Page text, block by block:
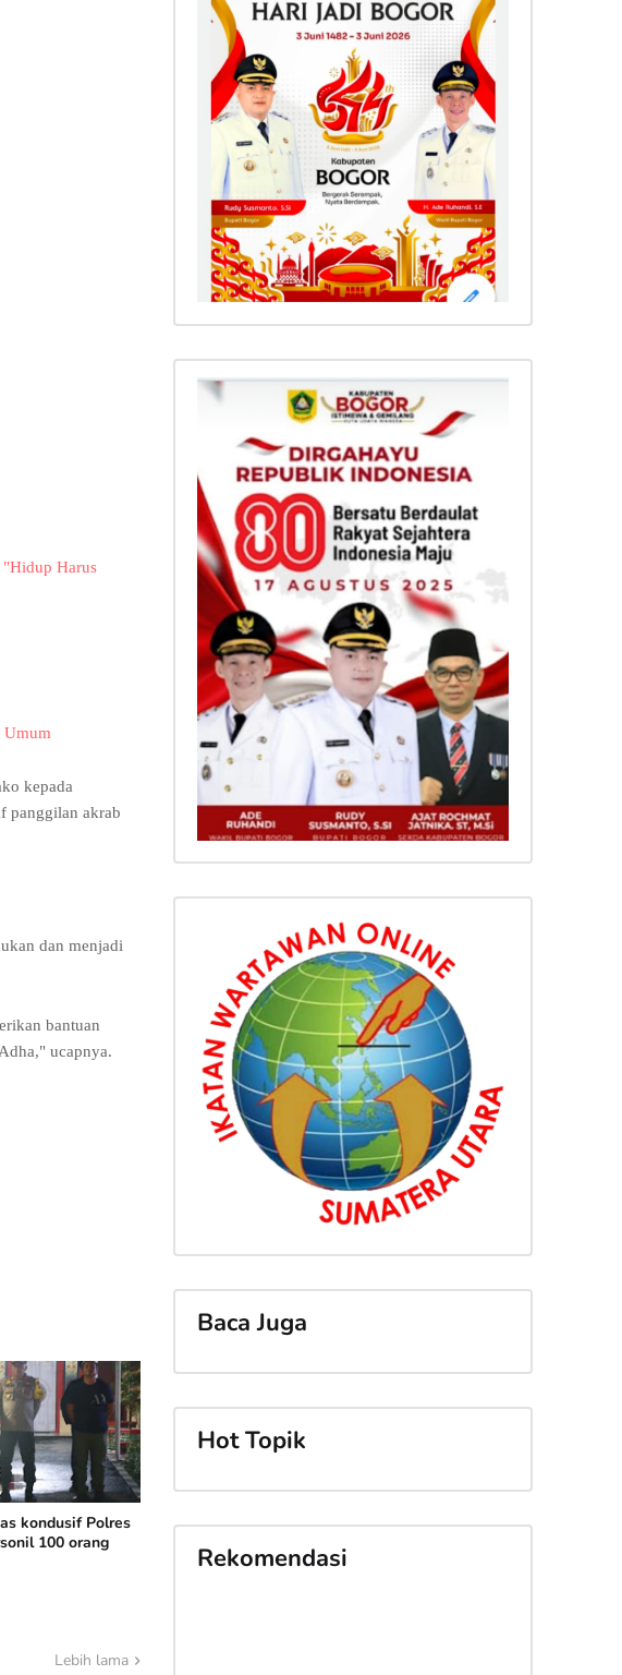
"Hidup Harus
Umum
kepada
panggilan akrab
dan menjadi
bantuan
ucapnya.
kondusif Polres
100 orang
Lebih lama
Baca Juga
Hot Topik
Rekomendasi